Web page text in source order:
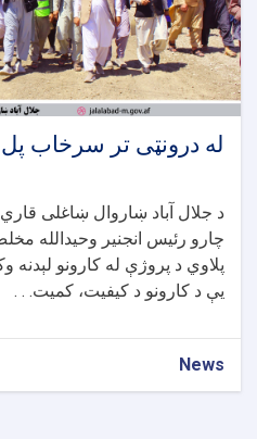
له درونټی تر سرخاب
د جلال آباد ښاروال ښاغلی
چارو رئیس انجنیر وحیدالله
پلاوي د پروژې له کارونو
یې د کارونو د کیفیت، کمیت. . .
News